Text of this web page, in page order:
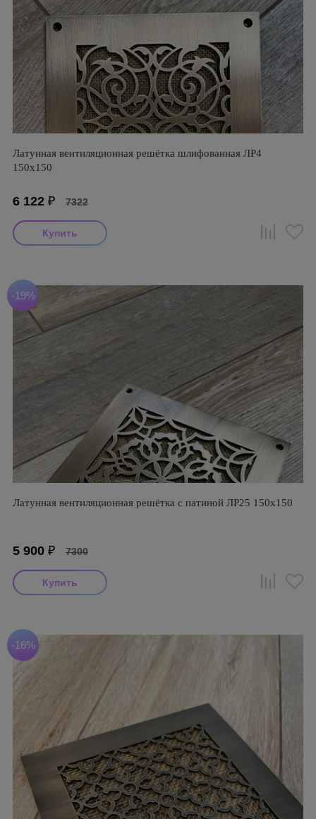
Латунная вентиляционная решётка шлифованная ЛР4
150х150
6 122 ₽ 7322
-19%
Латунная вентиляционная решётка с патиной ЛР25 150х150
5 900 ₽ 7300
-16%